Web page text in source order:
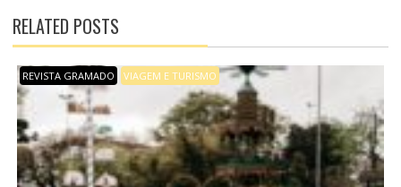
Ç
Ã
O
D
E
P
O
S
T
RELATED POSTS
REVISTA GRAMADO VIAGEM E TURISMO